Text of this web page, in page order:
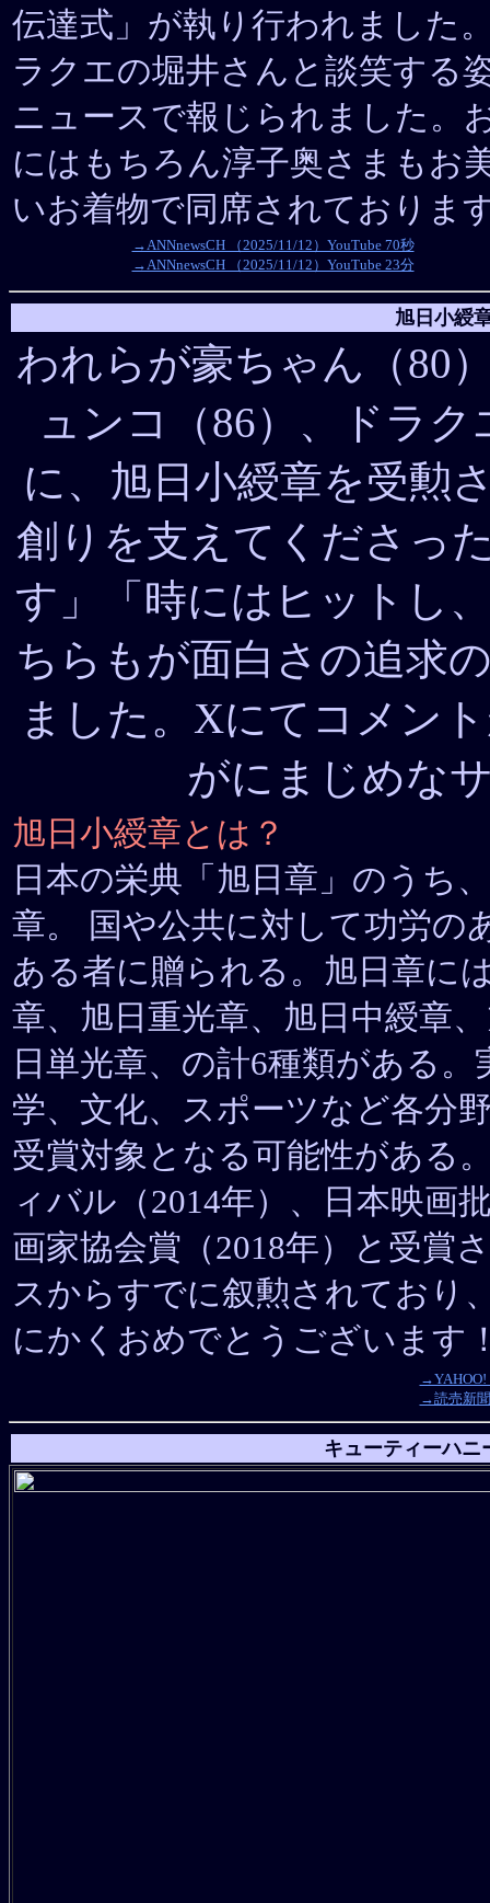
伝達式」が執り行われました
ラクエの堀井さんと談笑する
ニュースで報じられました。
にはもちろん淳子奥さまもお
いお着物で同席されておりま
→ANNnewsCH （2025/11/12）YouTube 70秒
→ANNnewsCH （2025/11/12）YouTube 23分
旭日小綬
われらが豪ちゃん（80
ュンコ（86）、ドラ
に、旭日小綬章を受勲
創りを支えてくださっ
す」「時にはヒットし
ちらもが面白さの追求
ました。Xにてコメン
がにまじめな
旭日小綬章とは？
日本の栄典「旭日章」のうち
章。 国や公共に対して功労の
ある者に贈られる。旭日章に
章、旭日重光章、旭日中綬章
日単光章、の計6種類がある
学、文化、スポーツなど各分
受賞対象となる可能性がある
ィバル（2014年）、日本映画
画家協会賞（2018年）と受賞
スからすでに叙勲されており
にかくおめでとうございます
→YAHOO!
→読売新
キューティーハニ